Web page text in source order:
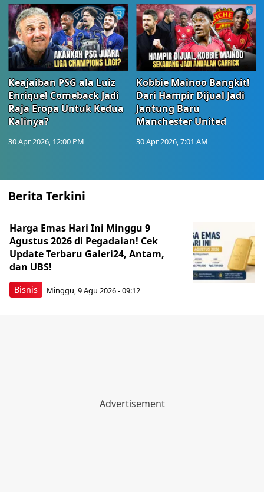
Keajaiban PSG ala Luiz
Enrique! Comeback Jadi
Raja Eropa Untuk Kedua
Kalinya?
30 Apr 2026, 12:00 PM
Kobbie Mainoo Bangkit!
Dari Hampir Dijual Jadi
Jantung Baru
Manchester United
30 Apr 2026, 7:01 AM
Berita Terkini
Bisnis
Harga Emas Hari Ini Minggu 9
Agustus 2026 di Pegadaian! Cek
Update Terbaru Galeri24, Antam,
dan UBS!
Minggu, 9 Agu 2026 - 09:12